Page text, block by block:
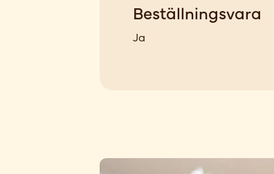
Beställningsvara
Ja